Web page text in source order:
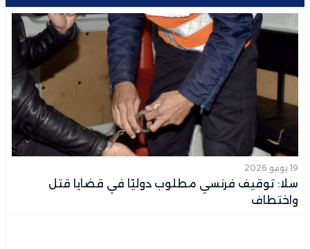
19 يونيو 2026
سلا: توقيف فرنسي مطلوب دوليًا في قضايا قتل
واختطاف